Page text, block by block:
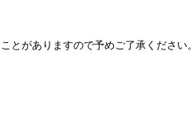
とがありますので予めご了承ください。